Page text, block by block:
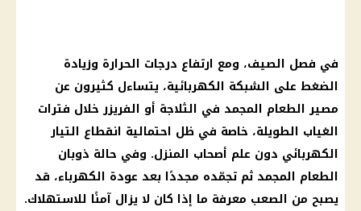
في فصل الصيف، ومع ارتفاع درجات الحرارة وزيادة
الضغط على الشبكة الكهربائية، يتساءل كثيرون عن
مصير الطعام المجمد في الثلاجة أو الفريزر خلال فترات
الغياب الطويلة، خاصة في ظل احتمالية انقطاع التيار
الكهربائي دون علم أصحاب المنزل. وفي حالة ذوبان
الطعام المجمد ثم تجمّده مجددًا بعد عودة الكهرباء، قد
يصبح من الصعب معرفة ما إذا كان لا يزال آمنًا للاستهلاك.